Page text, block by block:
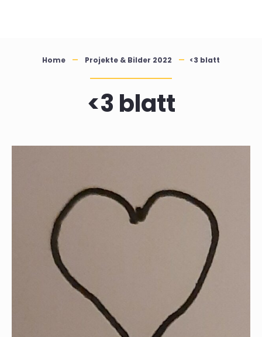
Home Projekte & Bilder 2022 <3 blatt
<3 blatt